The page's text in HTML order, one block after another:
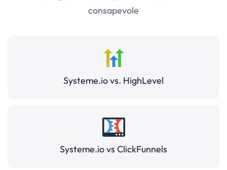
consapevole
Systeme.io vs. HighLevel
Systeme.io vs ClickFunnels